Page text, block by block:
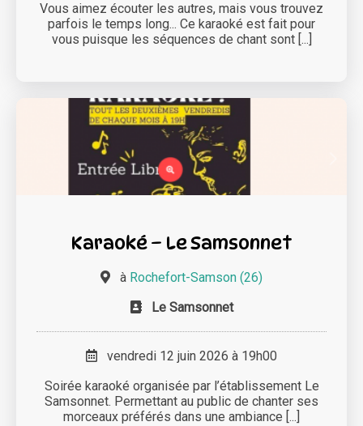
Vous aimez écouter les autres, mais vous trouvez
parfois le temps long... Ce karaoké est fait pour
vous puisque les séquences de chant sont [...]
Karaoké – Le Samsonnet
à Rochefort-Samson (26)
Le Samsonnet
vendredi 12 juin 2026 à 19h00
Soirée karaoké organisée par l’établissement Le
Samsonnet. Permettant au public de chanter ses
morceaux préférés dans une ambiance [...]